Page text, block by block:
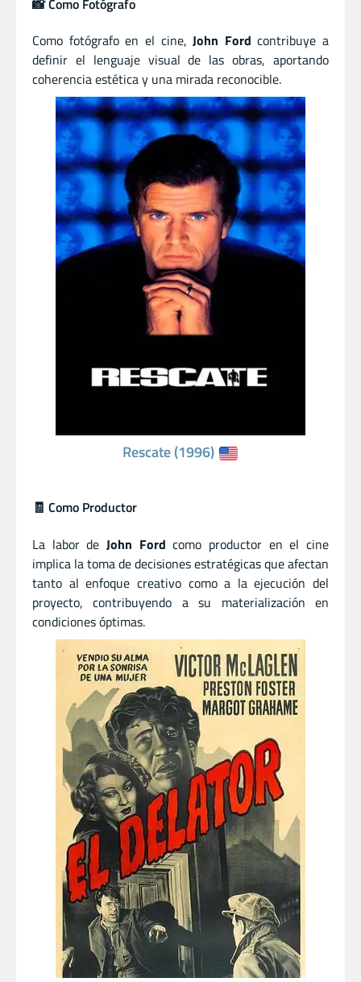
📸 Como Fotógrafo
Como fotógrafo en el cine,John Ford contribuye a
definir el lenguaje visual de las obras, aportando
coherencia estética y una mirada reconocible.
Rescate (1996)
🧾 Como Productor
La labor de John Ford como productor en el cine
implica la toma de decisiones estratégicas que afectan
tanto al enfoque creativo como a la ejecución del
proyecto, contribuyendo a su materialización en
condiciones óptimas.